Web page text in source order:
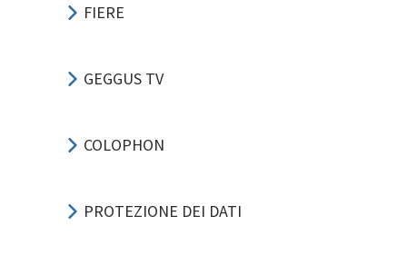
FIERE
GEGGUS TV
COLOPHON
PROTEZIONE DEI DATI